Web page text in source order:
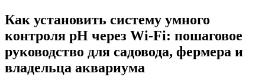
Как установить систему умного
контроля pH через Wi-Fi: пошаговое
руководство для садовода, фермера и
владельца аквариума